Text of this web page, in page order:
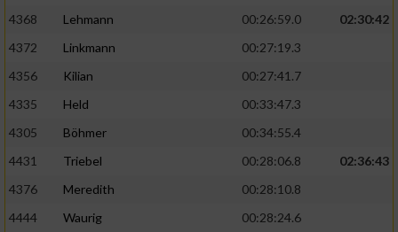
4368
Lehmann 00:26:59.0
02:30:42
4372
Linkmann
00:27:19.3
4356
Kilian
00:27:41.7
4335
Held
00:33:47.3
4305
Böhmer
00:34:55.4
4431
Triebel 00:28:06.8
02:36:43
4376
Meredith
00:28:10.8
4444
Waurig
00:28:24.6